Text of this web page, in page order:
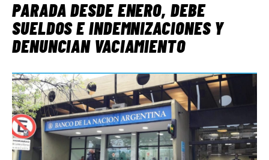
PARADA DESDE ENERO, DEBE
SUELDOS E INDEMNIZACIONES Y
DENUNCIAN VACIAMIENTO